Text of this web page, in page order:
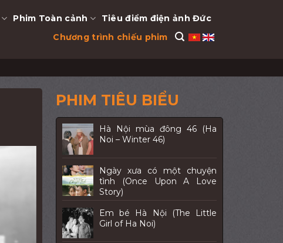
Phim Toàn cảnh
Tiêu điểm điện ảnh Đức
Chương trình chiếu phim
PHIM TIÊU BIỂU
Hà Nội mùa đông 46 (Ha
Noi – Winter 46)
Ngày xưa có một chuyện
tình (Once Upon A Love
Story)
Em bé Hà Nội (The Little
Girl of Ha Noi)